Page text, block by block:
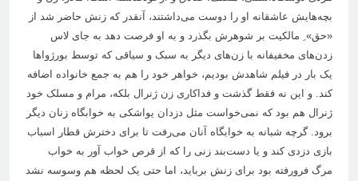
بچه‌هایش عاشقانه او را دوست می‌داشتند، آنقدر که زنش حاضر شد از
«حق» ِ مالکیت بر شوهرش بگذرد و به او فرصت دهد به جای لاس‌
زدن‌های مخفیفانه با زن‌های دیگر به سبک و سیاقی که توسط بورژواها
یک بار در فیلم شاهدش بودیم، خواهر خود را هم به جمع خانواده اضافه
کند. و این نه فقط گذشت و فداکاری زن ژنرال بلکه، مرام و مسلک خود
ژنرال هم بود که نمی‌خواست مثل دزدان یواشکی به خوابگاه زنان دیگر
برود. گرچه شبانه به خوابگاه آنان می‌رفت تا برای دخترش قطار اسباب
بازی دزدی کند و یا دست‌بند زنی را که از قرص خواب آور به خواب
مرگ فرورفته بود برای زنش برباید، اما حتی یک لحظه هم وسوسه نشد